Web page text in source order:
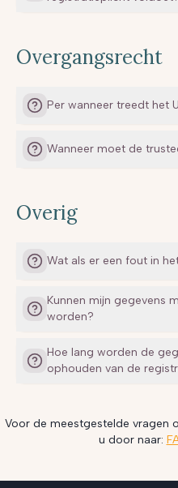
indien de
Overgangsrecht
Per wanneer treedt het
Wanneer moet de
Overig
Wat als er een fout in
Kunnen mijn gegevens
worden?
Hoe lang worden de
ophouden van de
Voor de meestgestelde vragen
u door naar: